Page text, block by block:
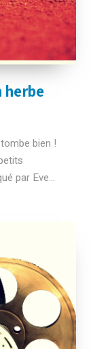
herbe
bien !
par Eve...